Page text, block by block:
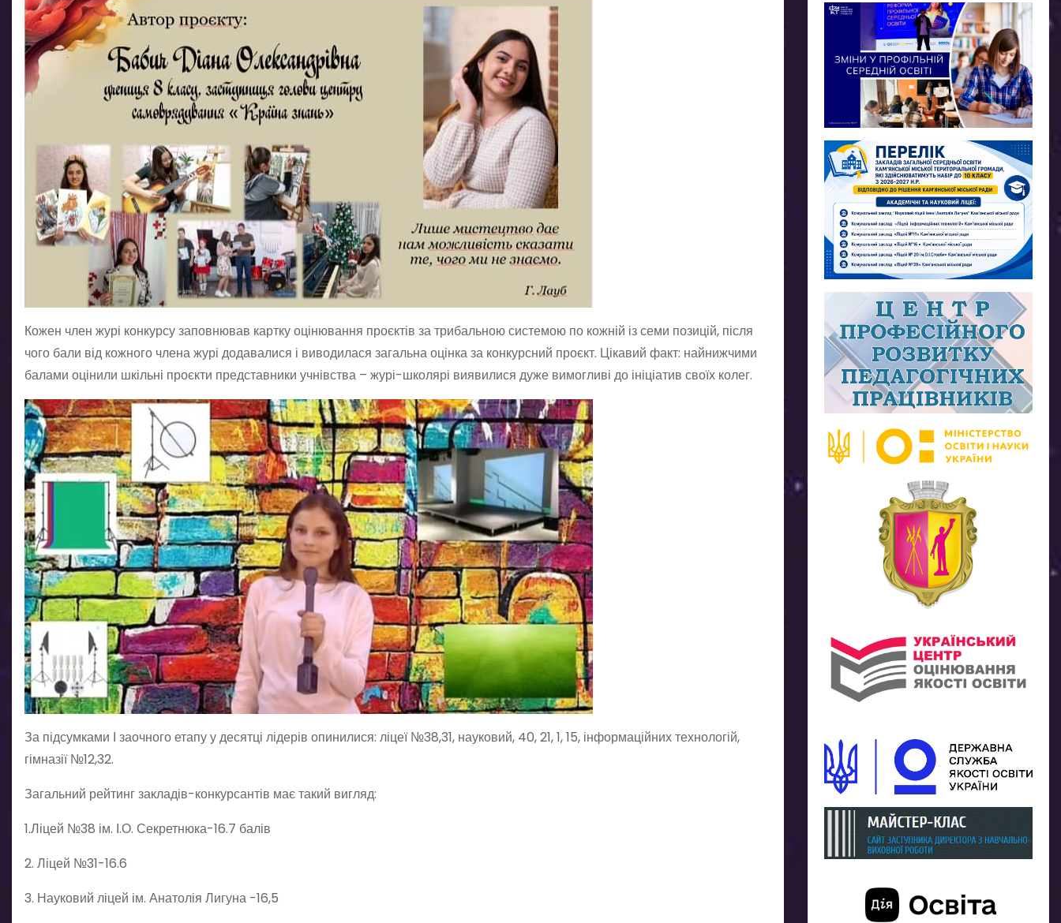
Кожен член журі конкурсу заповнював картку оцінювання проєктів за трибальною системою по кожній із семи позицій, після
чого бали від кожного члена журі додавалися і виводилася загальна оцінка за конкурсний проєкт. Цікавий факт: найнижчими
балами оцінили шкільні проєкти представники учнівства – журі-школярі виявилися дуже вимогливі до ініціатив своїх колег.
За підсумками І заочного етапу у десятці лідерів опинилися: ліцеї №38,31, науковий, 40, 21, 1, 15, інформаційних технологій,
гімназії №12,32.
Загальний рейтинг закладів-конкурсантів має такий вигляд:
1.Ліцей №38 ім. І.О. Секретнюка-16.7 балів
2. Ліцей №31-16.6
3. Науковий ліцей ім. Анатолія Лигуна -16,5